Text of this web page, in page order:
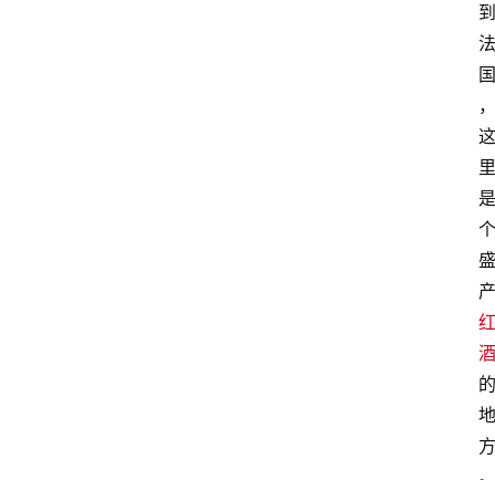
到
法
国
，
这
里
是
个
盛
产
红
酒
的
地
方